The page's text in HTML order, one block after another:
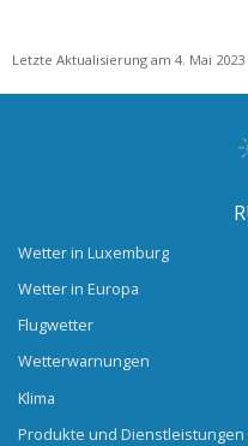
Letzte Aktualisierung am 4. Mai 2023
Wetter in Luxemburg
Wetter in Europa
Flugwetter
Wetterwarnungen
Klima
Produkte und Dienstleistungen